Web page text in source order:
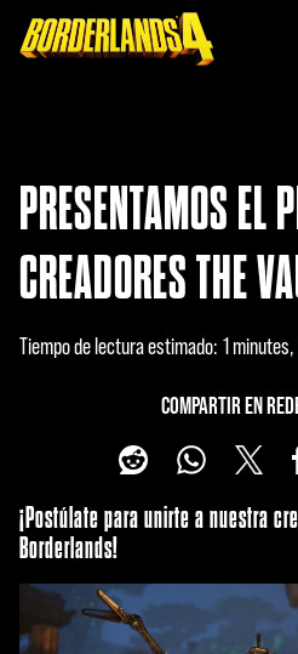
PRESENTAMOS EL
CREADORES THE
Tiempo de lectura estimado 1
COMPARTIR EN
¡Postúlate para unirte a nuestra
Borderlands!